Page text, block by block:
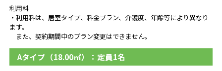
利用料
・利用料は、居室タイプ、料金プラン、介護度、年齢等により異なり
ます。
また、契約期間中のプラン変更はできません。
Aタイプ（18.00㎡）：定員1名